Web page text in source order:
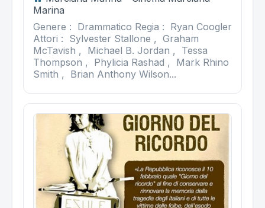
Marina
Genere : Drammatico Regia : Ryan Coogler
Attori : Sylvester Stallone , Graham
McTavish , Michael B. Jordan , Tessa
Thompson , Phylicia Rashad , Mark Rhino
Smith , Brian Anthony Wilson...